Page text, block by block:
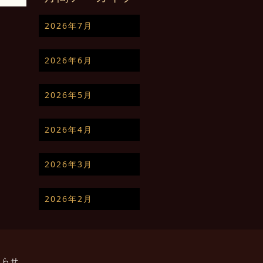
2026年7月
2026年6月
2026年5月
2026年4月
2026年3月
2026年2月
せ